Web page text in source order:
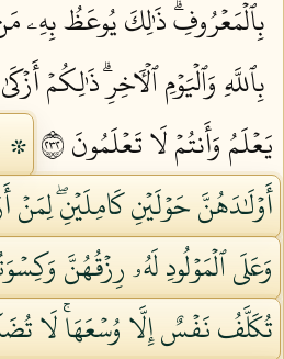
بِٱلۡمَعۡرُوفِۗ ذَٰلِكَ يُوعَظُ بِهِۦ
بِٱللَّهِ وَٱلۡيَوۡمِ ٱلۡأٓخِرِۗ ذَٰلِكُمۡ
يَعۡلَمُ وَأَنتُمۡ لَا تَعۡلَمُونَ ٢٣٢
۞
أَوۡلَٰدَهُنَّ حَوۡلَيۡنِ كَامِلَيۡنِۖ لِمَنۡ
وَعَلَى ٱلۡمَوۡلُودِ لَهُۥ رِزۡقُهُنَّ
تُكَلَّفُ نَفۡسٌ إِلَّا وُسۡعَهَاۚ لَا